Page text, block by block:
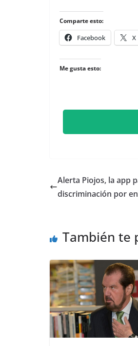
Comparte esto:
Facebook X
Me gusta esto:
Alerta Piojos, la app
discriminación por
También te